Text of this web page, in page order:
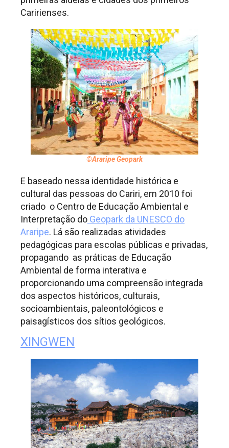
Caririenses.
©Araripe Geopark
E baseado nessa identidade histórica e
cultural das pessoas do Cariri, em 2010 foi
criado o Centro de Educação Ambiental e
Interpretação do Geopark da UNESCO do
Araripe. Lá são realizadas atividades
pedagógicas para escolas públicas e privadas,
propagando as práticas de Educação
Ambiental de forma interativa e
proporcionando uma compreensão integrada
dos aspectos históricos, culturais,
socioambientais, paleontológicos e
paisagísticos dos sítios geológicos.
XINGWEN